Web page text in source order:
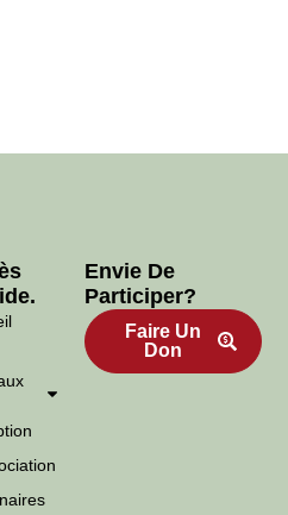
Envie De
Participer?
Faire Un
Don